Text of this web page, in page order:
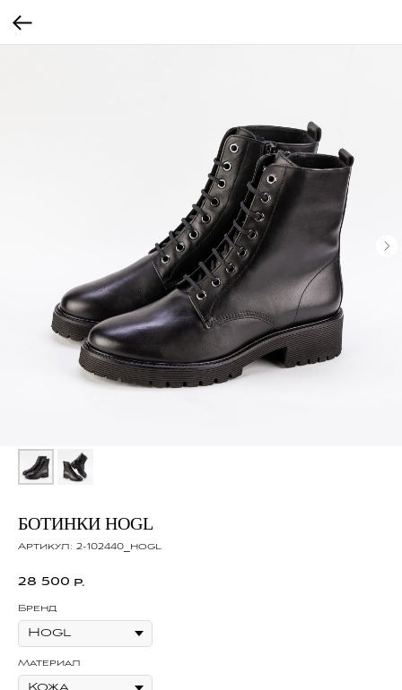
БОТИНКИ HOGL
Артикул: 2-102440_hogl
28 500 р.
Бренд
Материал